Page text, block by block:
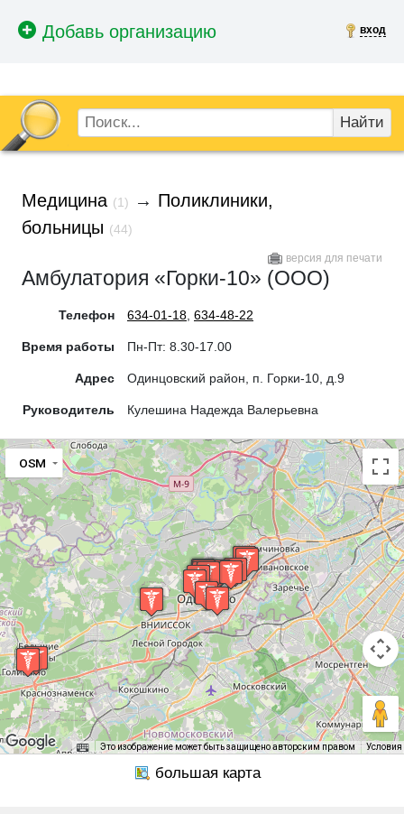
вход
Найти
Медицина (1) → Поликлиники,
больницы (44)
версия для печати
Амбулатория «Горки-10» (ООО)
Телефон 634-01-18 634-48-22
Время работы Пн-Пт: 8.30-17.00
Адрес Одинцовский район, п. Горки-10, д.9
Руководитель Кулешина Надежда Валерьевна
OSM
Это изображение может быть защищено авторским правом Условия